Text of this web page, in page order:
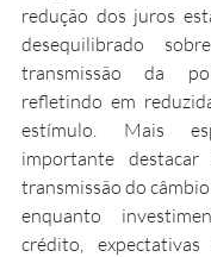
redução dos juros
desequilibrado
transmissão da
refletindo em
estímulo. Mais
importante
transmissão do
enquanto
crédito,